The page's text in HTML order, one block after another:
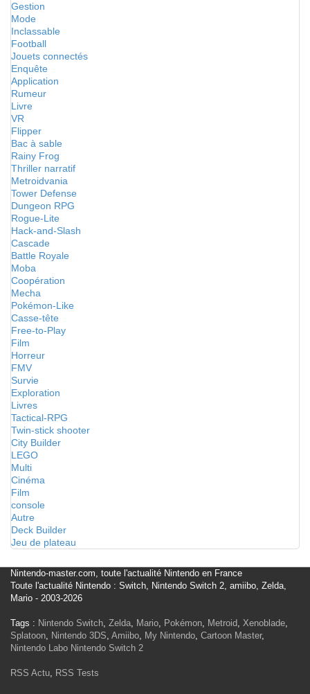
Gestion
Mode
Inclassable
Football
Jouets connectés
Enquête
Application
Rumeur
Livre
VR
Flipper
Bac à sable
Rainy Frog
Thriller narratif
Metroidvania
Tower Defense
Dungeon RPG
Rogue-Lite
Hack-and-Slash
Cascade
Battle Royale
Moba
Coopération
Mecha
Pokémon-Like
Casse-tête
Free-to-Play
Film
Horreur
FMV
Survie
Exploration
Livres
Tactical-RPG
Twin-stick shooter
City Builder
LEGO
Multi
Cinéma
Film
console
Autre
Deck Builder
Jeu de plateau
Nintendo-master.com, toute l'actualité Nintendo en France
Toute l'actualité Nintendo : Switch, Nintendo Switch 2, amiibo, Zelda,
Mario - 2003-2026
Tags : Nintendo Switch, Zelda, Mario, Pokémon, Metroid, Xenoblade,
Splatoon, Nintendo 3DS, Amiibo, My Nintendo, Cartoon Master,
Nintendo Labo Nintendo Switch 2
RSS Actu, RSS Tests